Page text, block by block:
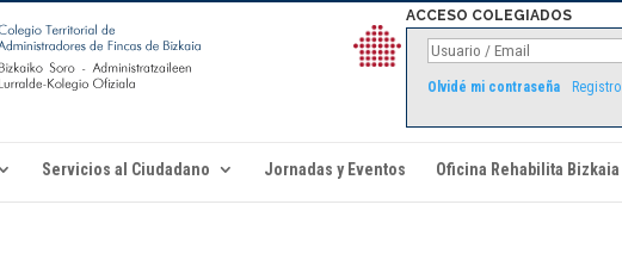
ACCESO COLEGIADOS
Olvidé mi contraseña Registro
Servicios al Ciudadano Jornadas y Eventos Oficina Rehabilita Bizkaia